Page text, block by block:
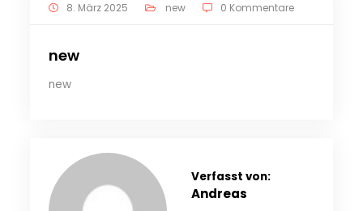
8. März 2025 new 0 Kommentare
new
new
Verfasst von:
Andreas